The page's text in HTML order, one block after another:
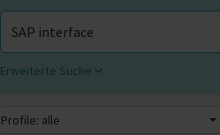
Erweiterte Suche
Profile: alle